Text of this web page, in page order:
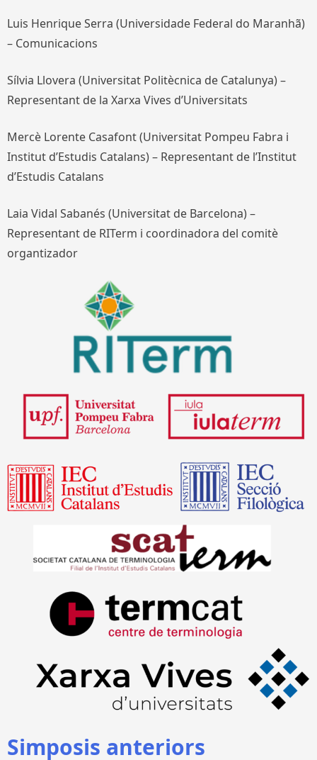
Luis Henrique Serra (Universidade Federal do Maranhã)
– Comunicacions
Sílvia Llovera (Universitat Politècnica de Catalunya) –
Representant de la Xarxa Vives d’Universitats
Mercè Lorente Casafont (Universitat Pompeu Fabra i
Institut d’Estudis Catalans) – Representant de l’Institut
d’Estudis Catalans
Laia Vidal Sabanés (Universitat de Barcelona) –
Representant de RITerm i coordinadora del comitè
organtizador
Simposis anteriors